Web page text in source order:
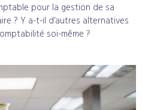
pour la gestion de sa
? Y a-t-il d’autres alternatives
soi-même ?